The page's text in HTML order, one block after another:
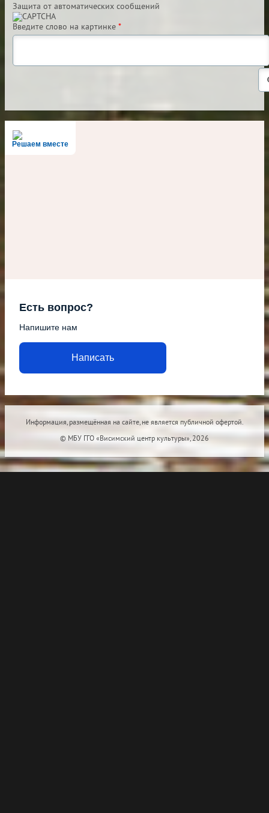
Защита от автоматических сообщений
Введите слово на картинке *
Решаем вместе
Есть вопрос?
Напишите нам
Написать
Информация, размещённая на сайте, не является публичной офертой.
© МБУ ГГО «Висимский центр культуры», 2026